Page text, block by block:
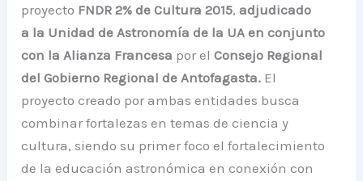
proyecto FNDR 2% de Cultura 2015,adjudicado
a la Unidad de Astronomía de la UA en conjunto
con la Alianza Francesa por el Consejo Regional
del Gobierno Regional de Antofagasta. El
proyecto creado por ambas entidades busca
combinar fortalezas en temas de ciencia y
cultura, siendo su primer foco el fortalecimiento
de la educación astronómica en conexión con